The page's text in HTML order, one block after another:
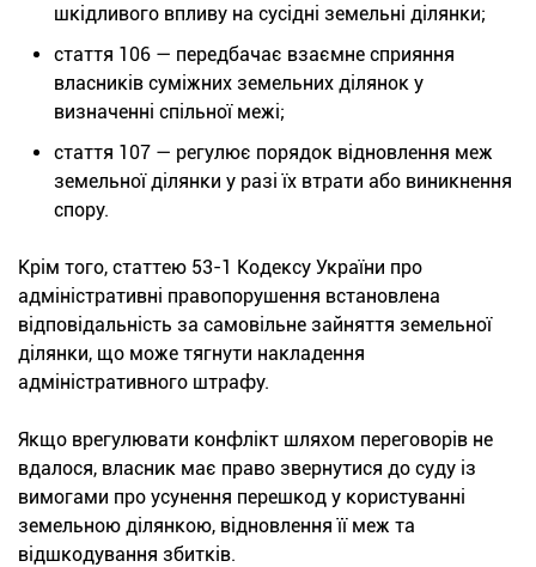
шкідливого впливу на сусідні земельні ділянки;
стаття 106 — передбачає взаємне сприяння
власників суміжних земельних ділянок у
визначенні спільної межі;
стаття 107 — регулює порядок відновлення меж
земельної ділянки у разі їх втрати або виникнення
спору.
Крім того, статтею 53-1 Кодексу України про
адміністративні правопорушення встановлена
відповідальність за самовільне зайняття земельної
ділянки, що може тягнути накладення
адміністративного штрафу.
Якщо врегулювати конфлікт шляхом переговорів не
вдалося, власник має право звернутися до суду із
вимогами про усунення перешкод у користуванні
земельною ділянкою, відновлення її меж та
відшкодування збитків.